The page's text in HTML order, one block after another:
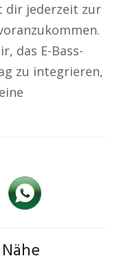
dir jederzeit zur
das E-Bass-
zu integrieren,